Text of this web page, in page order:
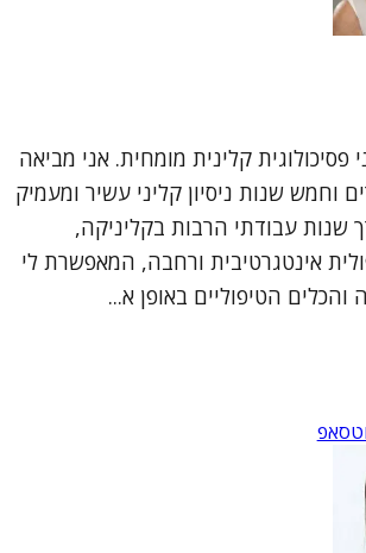
פסיכולוגית קלינית מומחית. אני מביאה
וחמש שנות ניסיון קליני עשיר ומעמיק
שנות עבודתי הרבות בקליניקה,
אינטגרטיבית ורחבה, המאפשרת לי
הטיפוליים באופן א...